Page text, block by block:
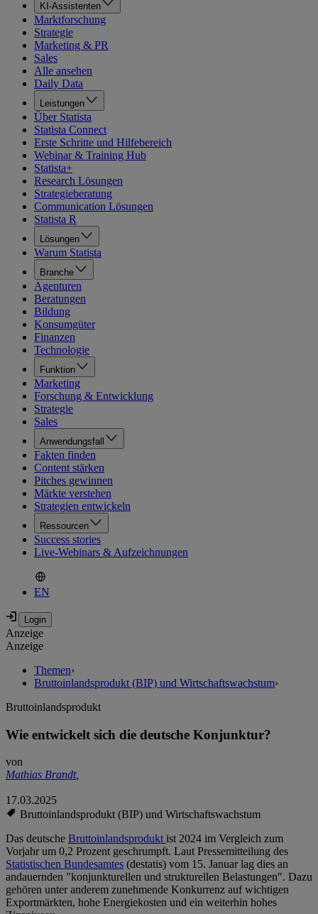
KI-Assistenten
Marktforschung
Strategie
Marketing & PR
Sales
Alle ansehen
Daily Data
Leistungen
Über Statista
Statista Connect
Erste Schritte und Hilfebereich
Webinar & Training Hub
Statista+
Research Lösungen
Strategieberatung
Communication Lösungen
Statista R
Lösungen
Warum Statista
Branche
Agenturen
Beratungen
Bildung
Konsumgüter
Finanzen
Technologie
Funktion
Marketing
Forschung & Entwicklung
Strategie
Sales
Anwendungsfall
Fakten finden
Content stärken
Pitches gewinnen
Märkte verstehen
Strategien entwickeln
Ressourcen
Success stories
Live-Webinars & Aufzeichnungen
EN
Anzeige
Anzeige
Themen›
Bruttoinlandsprodukt (BIP) und Wirtschaftswachstum›
Bruttoinlandsprodukt
Wie entwickelt sich die deutsche Konjunktur?
von
Mathias Brandt,
17.03.2025
Bruttoinlandsprodukt (BIP) und Wirtschaftswachstum
Das deutsche Bruttoinlandsproduktist 2024 im Vergleich zum
Vorjahr um 0,2 Prozent geschrumpft. Laut Pressemitteilung des
Statistischen Bundesamtes (destatis) vom 15. Januar lag dies an
andauernden "konjunkturellen und strukturellen Belastungen". Dazu
gehören unter anderem zunehmende Konkurrenz auf wichtigen
Exportmärkten, hohe Energiekosten und ein weiterhin hohes